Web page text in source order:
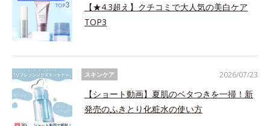
【★4.3超え】クチコミで大人気の美白ケア
TOP3
スキンケア
【ショート動画】夏肌のベタつきを一掃！新
発売のふきとり化粧水の使い方
2026/07/23